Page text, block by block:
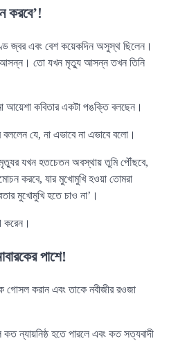
করবে’!
জ্বর এবং বেশ কয়েকদিন অসুস্থ ছিলেন।
আসন্ন। তো যখন মৃত্যু আসন্ন তখন তিনি
আয়েশা কবিতার একটা পঙক্তি বলছেন।
যে, না এভাবে না এভাবে বলো।
যখন হতচেতন অবস্থায় তুমি পৌঁছবে,
করবে, যার মুখোমুখি হওয়া তোমরা
মুখোমুখি হতে চাও না’।
করেন।
পাশে!
গোসল করান এবং তাকে নবীজীর রওজা
ন্যায়নিষ্ঠ হতে পারলে এবং কত সত্যবাদী